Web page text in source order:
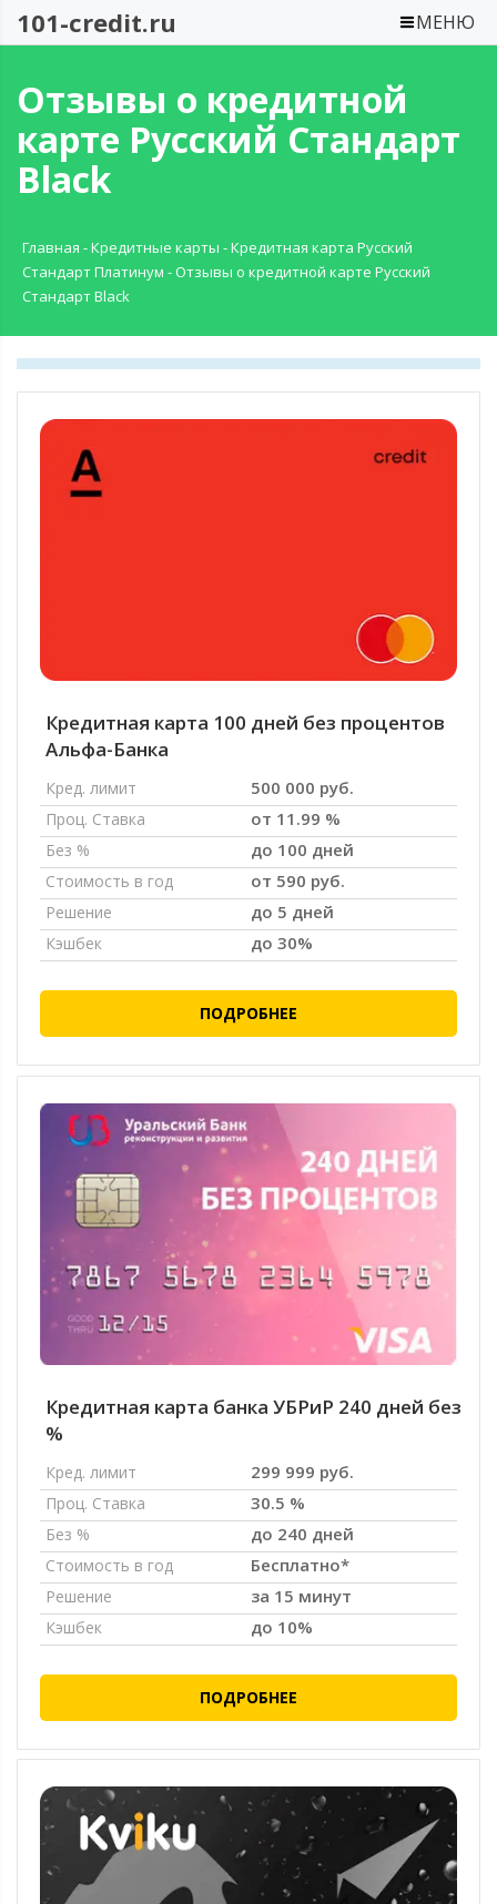
101-credit.ru МЕНЮ
Отзывы о кредитной
карте Русский Стандарт
Black
Главная -Кредитные карты -Кредитная карта Русский
Стандарт Платинум - Отзывы о кредитной карте Русский
Стандарт Black
Кредитная карта 100 дней без процентов
Альфа-Банка
Кред. лимит 500 000 руб.
Проц. Ставка от 11.99 %
Без % до 100 дней
Стоимость в год от 590 руб.
Решение до 5 дней
Кэшбек до 30%
ПОДРОБНЕЕ
Кредитная карта банка УБРиР 240 дней без
%
Кред. лимит 299 999 руб.
Проц. Ставка 30.5 %
Без % до 240 дней
Стоимость в год Бесплатно*
Решение за 15 минут
Кэшбек до 10%
ПОДРОБНЕЕ